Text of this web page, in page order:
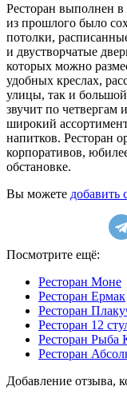
Ресторан выполнен
из прошлого было
потолки,
и двустворчатые
которых можно
удобных креслах,
улицы, так и
звучит по четвергам
широкий
напитков. Ресторан
корпоративов,
обстановке.
Вы можете добавить
Посмотрите ещё:
Ресторан Моне
Ресторан Ермак
Ресторан
Ресторан 12
Ресторан Рыба
Ресторан
Добавление отзыва,